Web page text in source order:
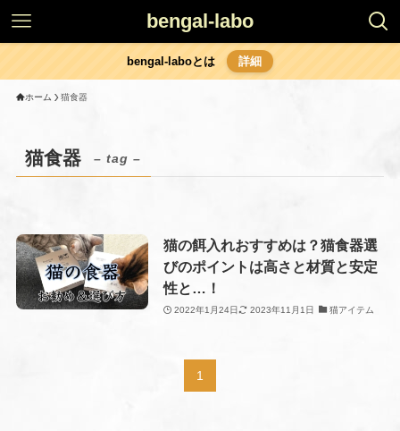
bengal-labo
bengal-laboとは 詳細
ホーム 猫食器
猫食器 – tag –
猫の餌入れおすすめは？猫食器選
びのポイントは高さと材質と安定
性と…！
2022年1月24日 2023年11月1日 猫アイテム
1